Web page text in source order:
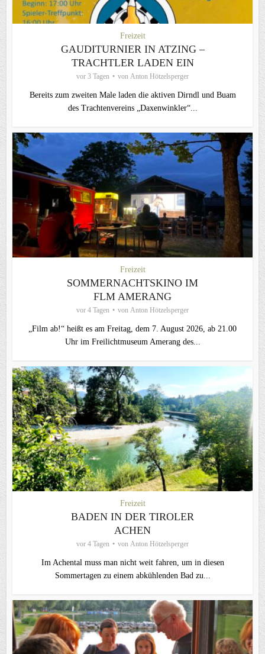
Freizeit
GAUDITURNIER IN ATZING –
TRACHTLER LADEN EIN
vor 3 Tagen von Anton Hötzelsperger
Bereits zum zweiten Male laden die aktiven Dirndl und Buam
des Trachtenvereins „Daxenwinkler“...
Freizeit
SOMMERNACHTSKINO IM
FLM AMERANG
vor 4 Tagen von Anton Hötzelsperger
„Film ab!“ heißt es am Freitag, dem 7. August 2026, ab 21.00
Uhr im Freilichtmuseum Amerang des...
Freizeit
BADEN IN DER TIROLER
ACHEN
vor 4 Tagen von Anton Hötzelsperger
Im Achental muss man nicht weit fahren, um in diesen
Sommertagen zu einem abkühlenden Bad zu...